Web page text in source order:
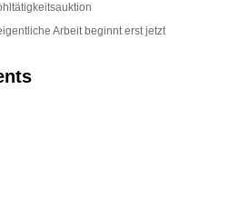
Arbeit beginnt erst jetzt